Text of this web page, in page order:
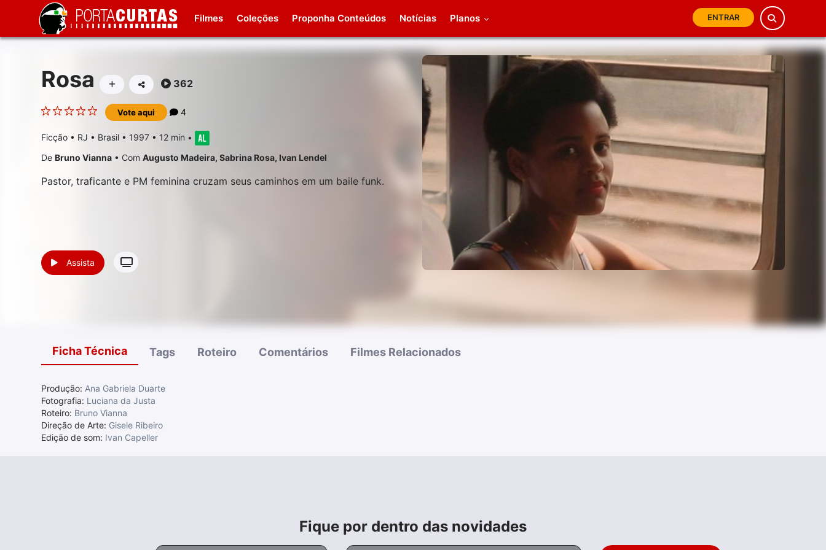
Filmes Coleções Proponha Conteúdos Notícias Planos ENTRAR
Rosa 362
Vote aqui 4
Ficção • RJ • Brasil • 1997 • 12 min •
DeBruno Vianna • ComAugusto Madeira,Sabrina Rosa, Ivan Lendel
Pastor, traficante e PM feminina cruzam seus caminhos em um baile funk.
Assista
Ficha Técnica Tags Roteiro Comentários Filmes Relacionados
Produção: Ana Gabriela Duarte
Fotografia: Luciana da Justa
Roteiro: Bruno Vianna
Direção de Arte: Gisele Ribeiro
Edição de som: Ivan Capeller
Fique por dentro das novidades